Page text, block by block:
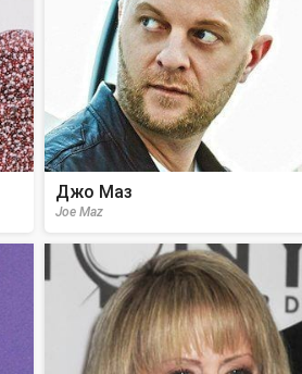
Джо Маз
Joe Maz